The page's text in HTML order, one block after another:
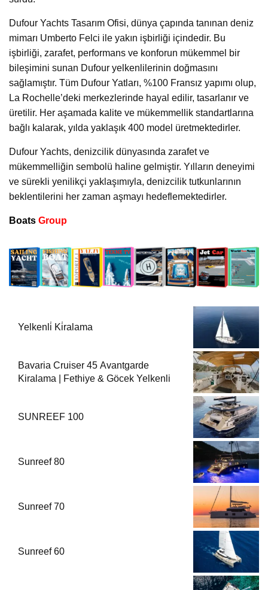
Dufour Yachts Tasarım Ofisi, dünya çapında tanınan deniz
mimarı Umberto Felci ile yakın işbirliği içindedir. Bu
işbirliği, zarafet, performans ve konforun mükemmel bir
bileşimini sunan Dufour yelkenlilerinin doğmasını
sağlamıştır. Tüm Dufour Yatları, %100 Fransız yapımı olup,
La Rochelle’deki merkezlerinde hayal edilir, tasarlanır ve
üretilir. Her aşamada kalite ve mükemmellik standartlarına
bağlı kalarak, yılda yaklaşık 400 model üretmektedirler.
Dufour Yachts, denizcilik dünyasında zarafet ve
mükemmelliğin sembolü haline gelmiştir. Yılların deneyimi
ve sürekli yenilikçi yaklaşımıyla, denizcilik tutkunlarının
beklentilerini her zaman aşmayı hedeflemektedirler.
Boats Group
Yelkenli̇ Ki̇ralama
Bavaria Cruiser 45 Avantgarde
Kiralama | Fethiye & Göcek Yelkenli
SUNREEF 100
Sunreef 80
Sunreef 70
Sunreef 60